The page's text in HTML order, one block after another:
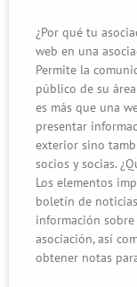
¿Por qué tu
web en una
Permite la
público de su
es más que una
presentar
exterior sino
socios y socias.
Los elementos
boletín de
información
asociación, así
obtener notas